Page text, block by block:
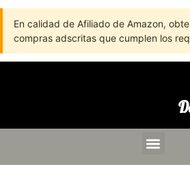
En calidad de Afiliado de Amazon,
compras adscritas que cumplen los